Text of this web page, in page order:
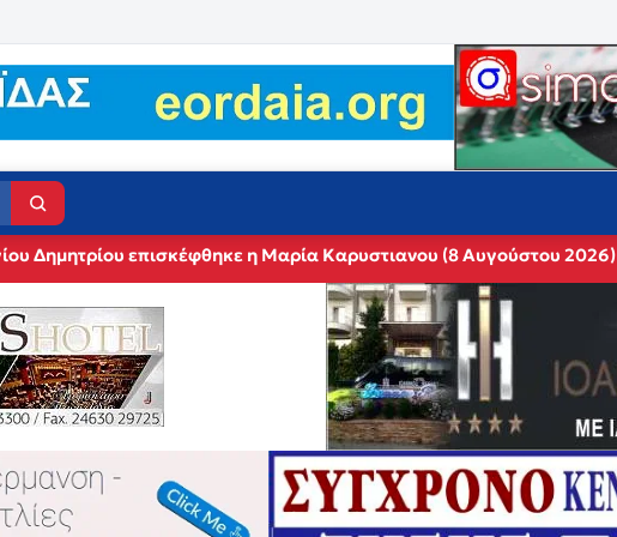
Δημητρίου επισκέφθηκε η Μαρία Καρυστιανου (8 Αυγούστου 2026)